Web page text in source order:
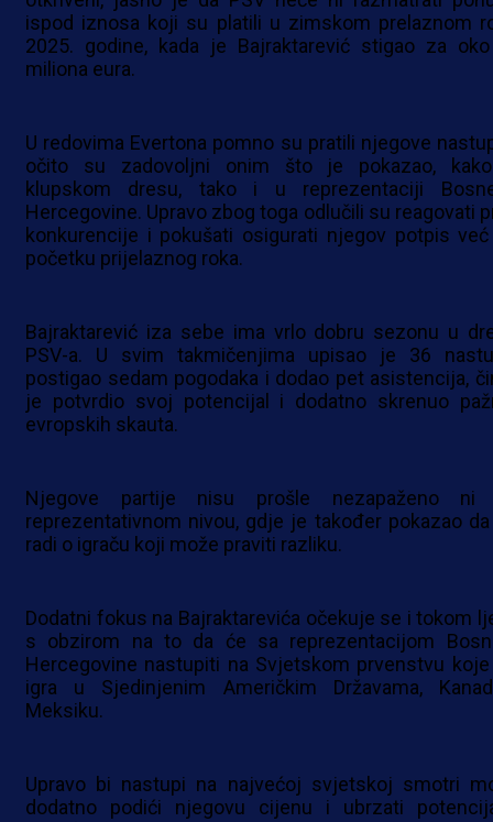
ispod iznosa koji su platili u zimskom prelaznom
2025. godine, kada je Bajraktarević stigao za
miliona eura.
U redovima Evertona pomno su pratili njegove
očito su zadovoljni onim što je pokazao,
klupskom dresu, tako i u reprezentaciji
Hercegovine. Upravo zbog toga odlučili su reagovati
konkurencije i pokušati osigurati njegov potpis
početku prijelaznog roka.
Bajraktarević iza sebe ima vrlo dobru sezonu u
PSV-a. U svim takmičenjima upisao je 36
postigao sedam pogodaka i dodao pet asistencija,
je potvrdio svoj potencijal i dodatno skrenuo
evropskih skauta.
Njegove partije nisu prošle nezapaženo ni
reprezentativnom nivou, gdje je također pokazao
radi o igraču koji može praviti razliku.
Dodatni fokus na Bajraktarevića očekuje se i tokom
s obzirom na to da će sa reprezentacijom
Hercegovine nastupiti na Svjetskom prvenstvu
igra u Sjedinjenim Američkim Državama,
Meksiku.
Upravo bi nastupi na najvećoj svjetskoj smotri
dodatno podići njegovu cijenu i ubrzati